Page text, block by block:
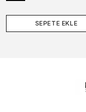
SEPETE EKLE